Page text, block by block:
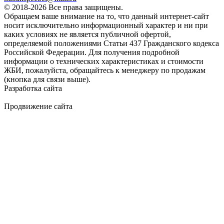
акция
25000 руб.
Цену уточняйте у менеджера
© 2018-2026 Все права защищены.
Обращаем ваше внимание на то, что данный интернет-сайт
носит исключительно информационный характер и ни при
каких условиях не является публичной офертой,
определяемой положениями Статьи 437 Гражданского кодекса
Российской Федерации. Для получения подробной
информации о технических характеристиках и стоимости
ЖБИ, пожалуйста, обращайтесь к менеджеру по продажам
(кнопка для связи выше).
Разработка сайта
Продвижение сайта